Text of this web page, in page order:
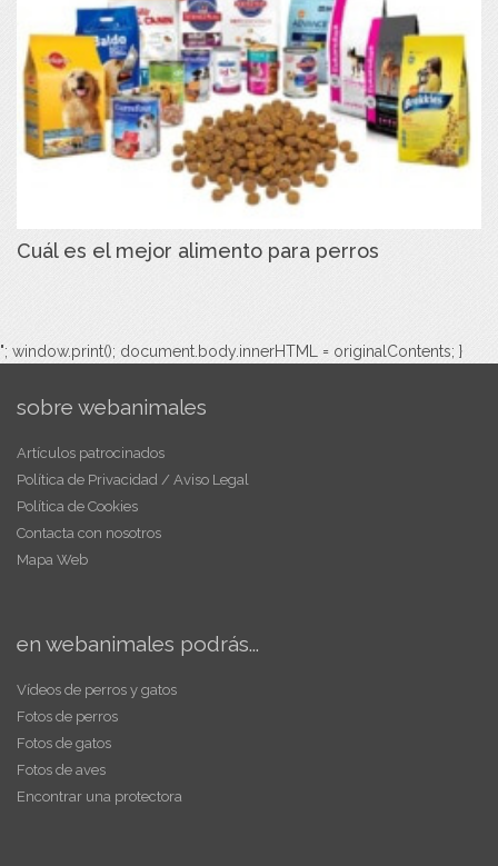
Cuál es el mejor alimento para perros
"; window.print(); document.body.innerHTML = originalContents; }
sobre webanimales
Artículos patrocinados
Política de Privacidad / Aviso Legal
Política de Cookies
Contacta con nosotros
Mapa Web
en webanimales podrás...
Vídeos de perros y gatos
Fotos de perros
Fotos de gatos
Fotos de aves
Encontrar una protectora